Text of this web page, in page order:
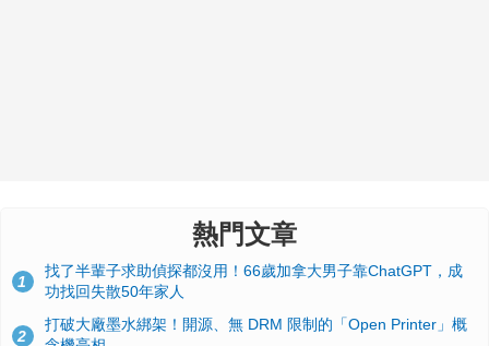
熱門文章
1
找了半輩子求助偵探都沒用！66歲加拿大男子靠ChatGPT，成
功找回失散50年家人
2
打破大廠墨水綁架！開源、無 DRM 限制的「Open Printer」概